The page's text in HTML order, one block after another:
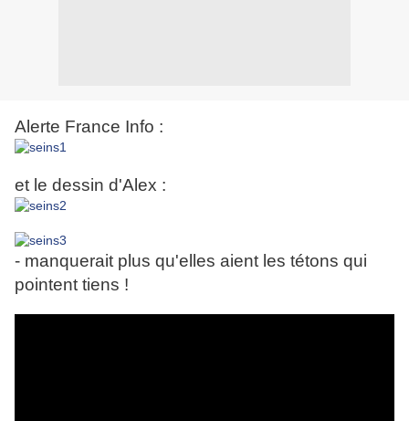
Alerte France Info :
et le dessin d'Alex :
- manquerait plus qu'elles aient les tétons qui
pointent tiens !